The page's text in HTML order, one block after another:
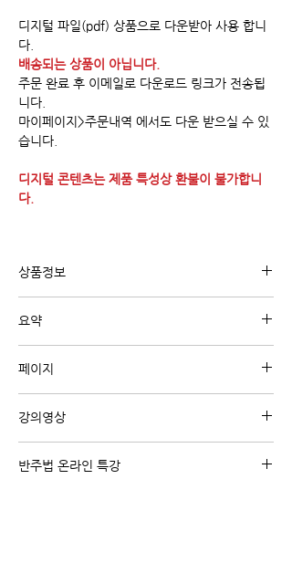
디지털 파일(pdf) 상품으로 다운받아 사용 합니
다.
배송되는 상품이 아닙니다.
주문 완료 후 이메일로 다운로드 링크가 전송됩
니다.
마이페이지>주문내역 에서도 다운 받으실 수 있
습니다.
디지털 콘텐츠는 제품 특성상 환불이 불가합니
다.
상품정보
용의 디지털 교재 입니다.
요약
페이지
강의영상
반주법 온라인 특강